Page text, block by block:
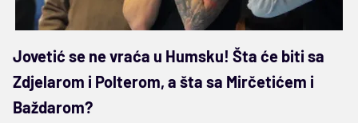
Jovetić se ne vraća u Humsku! Šta će biti sa
Zdjelarom i Polterom, a šta sa Mirčetićem i
Baždarom?